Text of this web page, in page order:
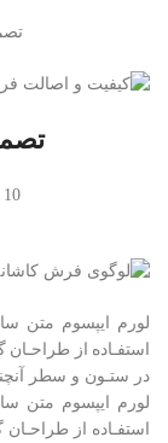
10 سال ضمانت وگارانتی محصولات
لورم ایپسوم متن
استفـاده از
در ستـون و سطر
لورم ایپسوم متن
استفـاده از